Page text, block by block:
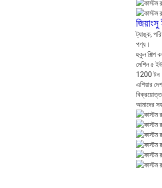
ট্যাঙ্ক,
পণ্য।
হুকুন শিল্প
মেশিন ৫
1200 টন ।
এশিয়ার
আমাদের